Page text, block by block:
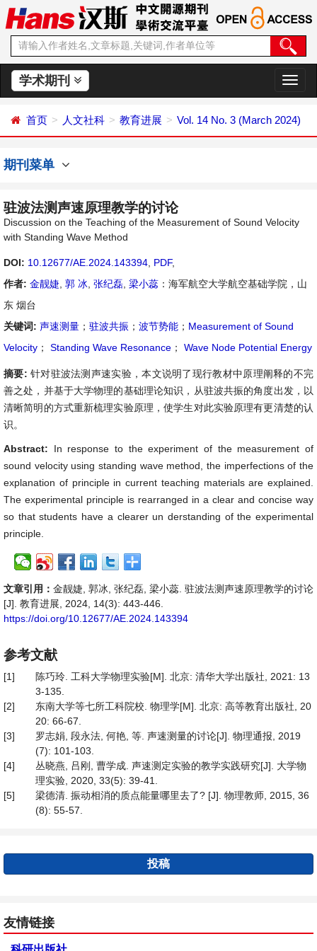
学术期刊
切
换
航
首页 人文社科 教育进展 Vol. 14 No. 3 (March 2024)
期刊菜单
驻波法测声速原理教学的讨论
Discussion on the Teaching of the Measurement of Sound Velocity
with Standing Wave Method
DOI: 10.12677/AE.2024.143394 PDF,
作者: 金靓婕 郭 冰 张纪磊 梁小蕊 ：海军航空大学航空基础学院，山
东 烟台
关键词: 声速测量 ； 驻波共振 ； 波节势能 ； Measurement of Sound
Velocity ； Standing Wave Resonance ； Wave Node Potential Energy
摘要: 针对驻波法测声速实验，本文说明了现行教材中原理阐释的不完
善之处，并基于大学物理的基础理论知识，从驻波共振的角度出发，以
清晰简明的方式重新梳理实验原理，使学生对此实验原理有更清楚的认
识。
Abstract: In response to the experiment of the measurement of
sound velocity using standing wave method, the imperfections of the
explanation of principle in current teaching materials are explained.
The experimental principle is rearranged in a clear and concise way
so that students have a clearer un derstanding of the experimental
principle.
文章引用： 金靓婕, 郭冰, 张纪磊, 梁小蕊. 驻波法测声速原理教学的讨论
[J]. 教育进展, 2024, 14(3): 443-446.
https://doi.org/10.12677/AE.2024.143394
参考文献
[1]
陈巧玲. 工科大学物理实验[M]. 北京: 清华大学出版社, 2021: 13
3-135.
[2]
东南大学等七所工科院校. 物理学[M]. 北京: 高等教育出版社, 20
20: 66-67.
[3]
罗志娟, 段永法, 何艳, 等. 声速测量的讨论[J]. 物理通报, 2019
(7): 101-103.
[4]
丛晓燕, 吕刚, 曹学成. 声速测定实验的教学实践研究[J]. 大学物
理实验, 2020, 33(5): 39-41.
[5]
梁德清. 振动相消的质点能量哪里去了? [J]. 物理教师, 2015, 36
(8): 55-57.
投稿
友情链接